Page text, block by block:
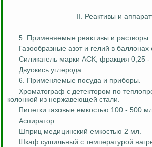
II. Реактивы и
5. Применяемые реактивы и растворы.
Газообразные азот и гелий в баллонах
Силикагель марки АСК, фракция 0,25
Двуокись углерода.
6. Применяемые посуда и приборы.
Хроматограф с детектором по
колонкой из нержавеющей стали.
Пипетки газовые емкостью 100 - 500
Аспиратор.
Шприц медицинский емкостью 2 мл.
Шкаф сушильный с температурой